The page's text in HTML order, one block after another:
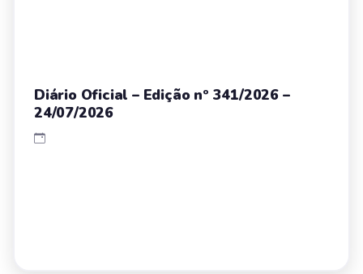
Diário Oficial – Edição nº 341/2026 –
24/07/2026